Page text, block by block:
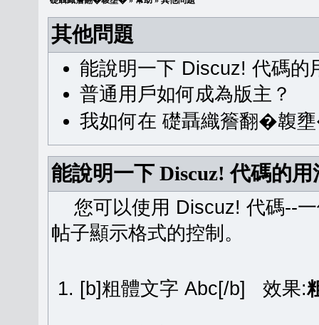
其他問題
能說明一下 Discuz! 代碼的
普通用戶如何成為版主？
我如何在 礎聶織簷翻�䪖
能說明一下 Discuz! 代碼的用
您可以使用 Discuz! 代碼--一
帖子顯示格式的控制。
[b]粗體文字 Abc[/b] 效果: